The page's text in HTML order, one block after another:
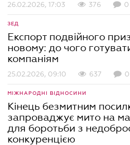
26.02.2026, 17:03 376 0
ЗЕД
Експорт подвійного
новому: до чого
компаніям
25.02.2026, 09:10 637 0
МІЖНАРОДНІ ВІДНОСИНИ
Кінець безмитним
запроваджує мито на
для боротьби з
конкуренцією